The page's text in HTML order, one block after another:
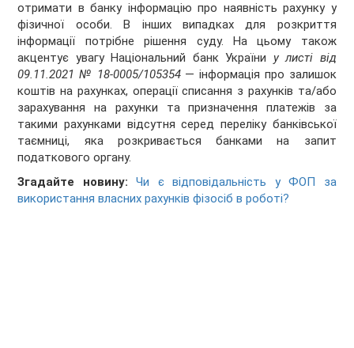
отримати в банку інформацію про наявність рахунку у
фізичної особи. В інших випадках для розкриття
інформації потрібне рішення суду. На цьому також
акцентує увагу Національний банк України у листі від
09.11.2021 № 18-0005/105354— інформація про залишок
коштів на рахунках, операції списання з рахунків та/або
зарахування на рахунки та призначення платежів за
такими рахунками відсутня серед переліку банківської
таємниці, яка розкривається банками на запит
податкового органу.
Згадайте новину:
Чи є відповідальність у ФОП за
використання власних рахунків фізосіб в роботі?